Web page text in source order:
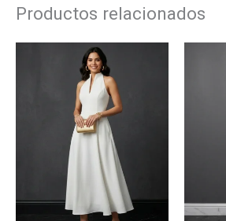
Productos relacionados